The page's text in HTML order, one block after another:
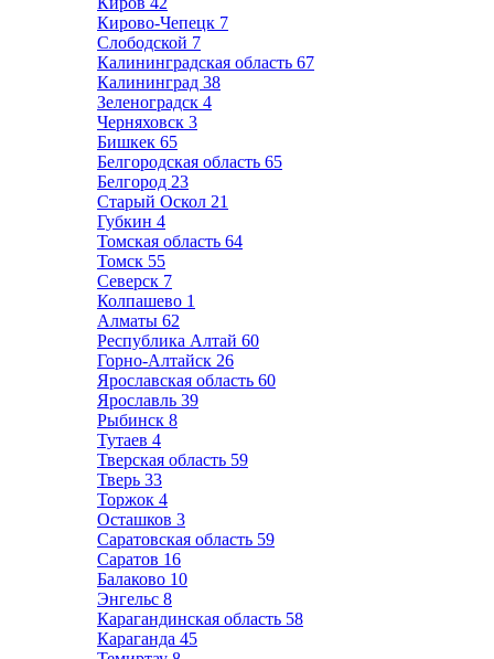
Кирово-Чепецк 7
Слободской 7
Калининградская область 67
Калининград 38
Зеленоградск 4
Черняховск 3
Бишкек 65
Белгородская область 65
Белгород 23
Старый Оскол 21
Губкин 4
Томская область 64
Томск 55
Северск 7
Колпашево 1
Алматы 62
Республика Алтай 60
Горно-Алтайск 26
Ярославская область 60
Ярославль 39
Рыбинск 8
Тутаев 4
Тверская область 59
Тверь 33
Торжок 4
Осташков 3
Саратовская область 59
Саратов 16
Балаково 10
Энгельс 8
Карагандинская область 58
Караганда 45